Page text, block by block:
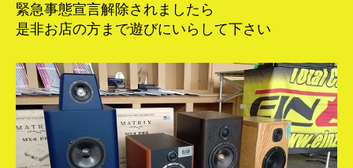
緊急事態宣言解除されましたら
是非お店の方まで遊びにいらして下さい